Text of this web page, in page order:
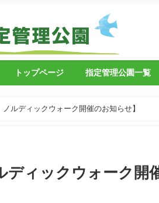
トップページ 指定管理公園一覧
ルディックウォーク開催のお知らせ】
ィックウォーク開